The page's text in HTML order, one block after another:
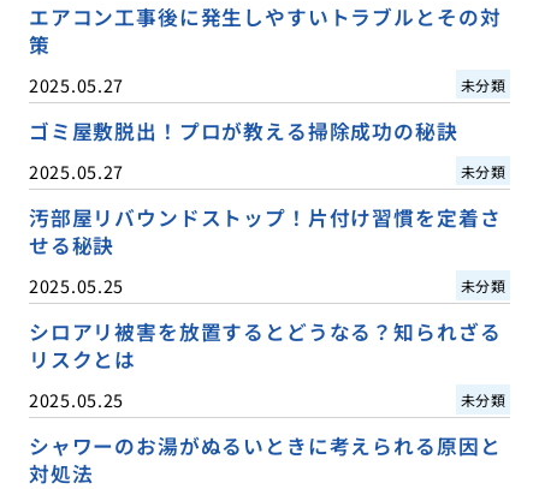
エアコン工事後に発生しやすいトラブルとその対
策
2025.05.27 未分類
ゴミ屋敷脱出！プロが教える掃除成功の秘訣
2025.05.27 未分類
汚部屋リバウンドストップ！片付け習慣を定着さ
せる秘訣
2025.05.25 未分類
シロアリ被害を放置するとどうなる？知られざる
リスクとは
2025.05.25 未分類
シャワーのお湯がぬるいときに考えられる原因と
対処法